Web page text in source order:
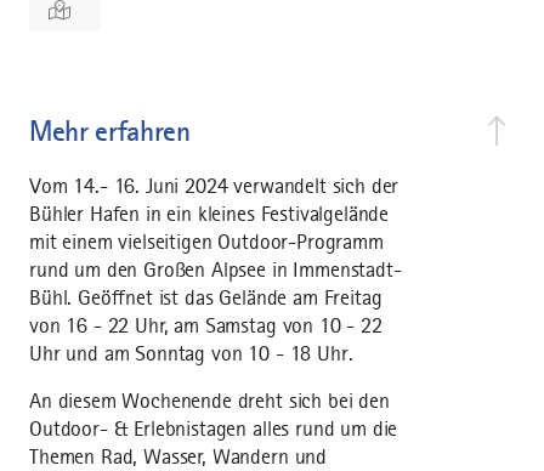
Mehr erfahren
Vom 14.- 16. Juni 2024 verwandelt sich der
Bühler Hafen in ein kleines Festivalgelände
mit einem vielseitigen Outdoor-Programm
rund um den Großen Alpsee in Immenstadt-
Bühl. Geöffnet ist das Gelände am Freitag
von 16 - 22 Uhr, am Samstag von 10 - 22
Uhr und am Sonntag von 10 - 18 Uhr.
An diesem Wochenende dreht sich bei den
Outdoor- & Erlebnistagen alles rund um die
Themen Rad, Wasser, Wandern und